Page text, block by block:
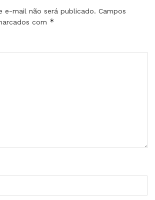
e-mail não será publicado. Campos
com *